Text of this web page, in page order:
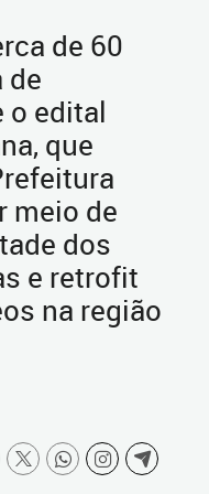
de 60
de
o edital
que
meio de
dos
e retrofit
na região